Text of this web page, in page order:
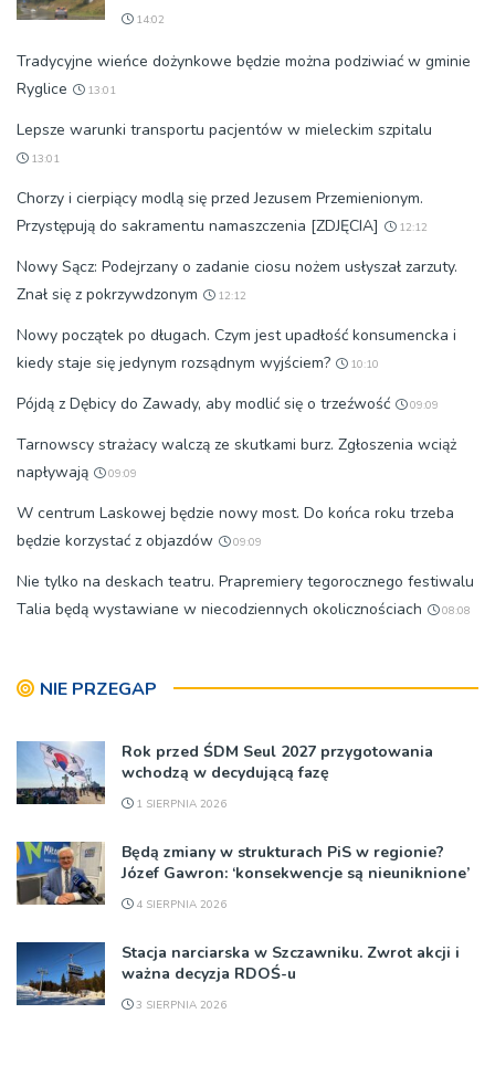
14:02
Tradycyjne wieńce dożynkowe będzie można podziwiać w gminie
Ryglice
13:01
Lepsze warunki transportu pacjentów w mieleckim szpitalu
13:01
Chorzy i cierpiący modlą się przed Jezusem Przemienionym.
Przystępują do sakramentu namaszczenia [ZDJĘCIA]
12:12
Nowy Sącz: Podejrzany o zadanie ciosu nożem usłyszał zarzuty.
Znał się z pokrzywdzonym
12:12
Nowy początek po długach. Czym jest upadłość konsumencka i
kiedy staje się jedynym rozsądnym wyjściem?
10:10
Pójdą z Dębicy do Zawady, aby modlić się o trzeźwość 09:09
Tarnowscy strażacy walczą ze skutkami burz. Zgłoszenia wciąż
napływają
09:09
W centrum Laskowej będzie nowy most. Do końca roku trzeba
będzie korzystać z objazdów
09:09
Nie tylko na deskach teatru. Prapremiery tegorocznego festiwalu
Talia będą wystawiane w niecodziennych okolicznościach
08:08
NIE PRZEGAP
Rok przed ŚDM Seul 2027 przygotowania
wchodzą w decydującą fazę
1 SIERPNIA 2026
Będą zmiany w strukturach PiS w regionie?
Józef Gawron: ‘konsekwencje są nieuniknione’
4 SIERPNIA 2026
Stacja narciarska w Szczawniku. Zwrot akcji i
ważna decyzja RDOŚ-u
3 SIERPNIA 2026